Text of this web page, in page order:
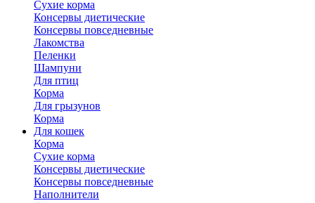
Сухие корма
Консервы диетические
Консервы повседневные
Лакомства
Пеленки
Шампуни
Для птиц
Корма
Для грызунов
Корма
Для кошек
Корма
Сухие корма
Консервы диетические
Консервы повседневные
Наполнители